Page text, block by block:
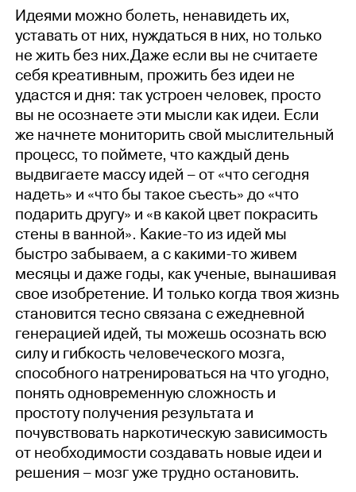
Идеями можно болеть, ненавидеть их,
уставать от них, нуждаться в них, но только
не жить без них.Даже если вы не считаете
себя креативным, прожить без идеи не
удастся и дня: так устроен человек, просто
вы не осознаете эти мысли как идеи. Если
же начнете мониторить свой мыслительный
процесс, то поймете, что каждый день
выдвигаете массу идей – от «что сегодня
надеть» и «что бы такое съесть» до «что
подарить другу» и «в какой цвет покрасить
стены в ванной». Какие-то из идей мы
быстро забываем, а с какими-то живем
месяцы и даже годы, как ученые, вынашивая
свое изобретение. И только когда твоя жизнь
становится тесно связана с ежедневной
генерацией идей, ты можешь осознать всю
силу и гибкость человеческого мозга,
способного натренироваться на что угодно,
понять одновременную сложность и
простоту получения результата и
почувствовать наркотическую зависимость
от необходимости создавать новые идеи и
решения – мозг уже трудно остановить.